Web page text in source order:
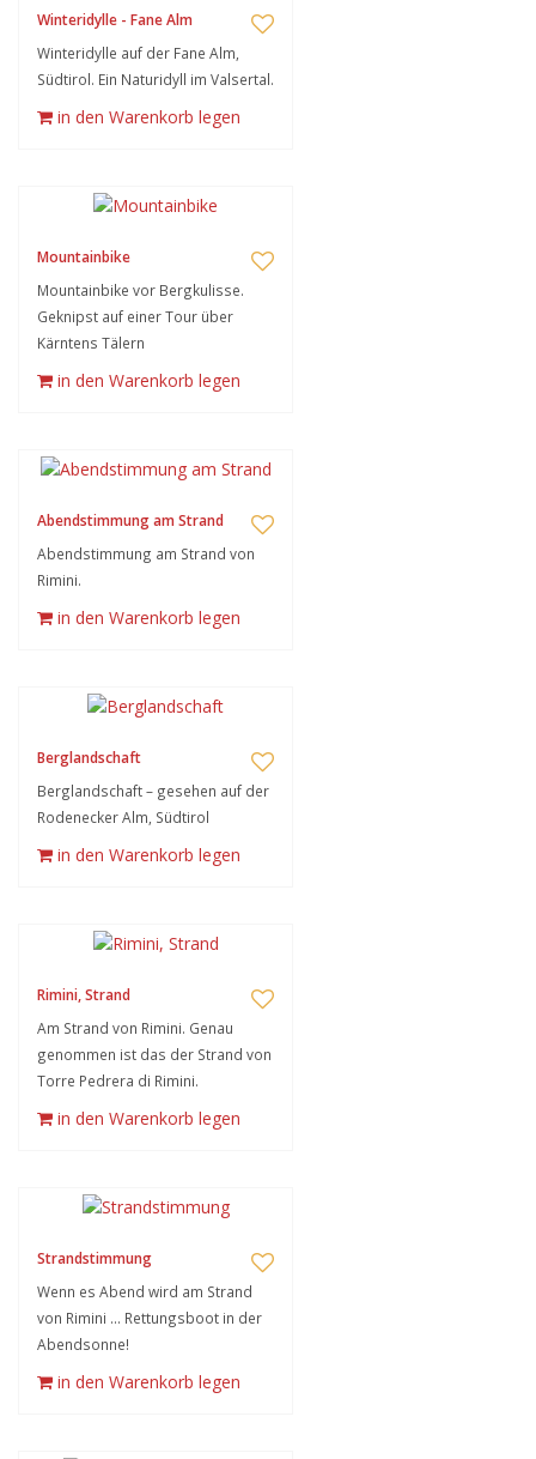
Winteridylle - Fane Alm
Winteridylle auf der Fane Alm,
Südtirol. Ein Naturidyll im Valsertal.
in den Warenkorb legen
Mountainbike
Mountainbike vor Bergkulisse.
Geknipst auf einer Tour über
Kärntens Tälern
in den Warenkorb legen
Abendstimmung am Strand
Abendstimmung am Strand von
Rimini.
in den Warenkorb legen
Berglandschaft
Berglandschaft – gesehen auf der
Rodenecker Alm, Südtirol
in den Warenkorb legen
Rimini, Strand
Am Strand von Rimini. Genau
genommen ist das der Strand von
Torre Pedrera di Rimini.
in den Warenkorb legen
Strandstimmung
Wenn es Abend wird am Strand
von Rimini ... Rettungsboot in der
Abendsonne!
in den Warenkorb legen